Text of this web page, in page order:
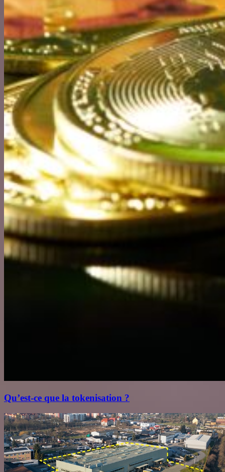
Qu’est‑ce que la tokenisation ?